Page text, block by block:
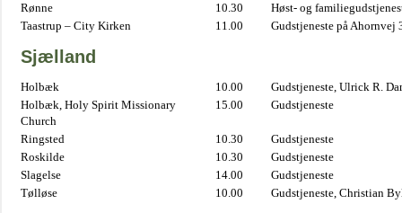
Rønne
10.30
Høst- og
Taastrup – City Kirken
11.00 Gudstjeneste på Ahornvej
Sjælland
Holbæk 10.00
Gudstjeneste, Ulrick R.
Holbæk, Holy Spirit Missionary
Church
15.00 Gudstjeneste
Ringsted 10.30
Gudstjeneste
Roskilde
10.30
Gudstjeneste
Slagelse
14.00
Gudstjeneste
Tølløse
10.00 Gudstjeneste, Christian